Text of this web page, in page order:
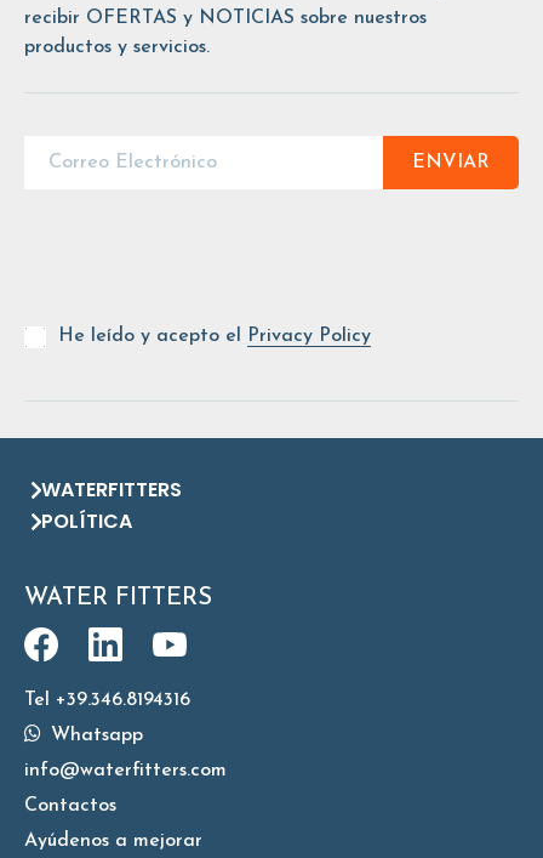
recibir OFERTAS y NOTICIAS sobre nuestros
productos y servicios.
ENVIAR
He leído y acepto el Privacy Policy
WATERFITTERS
POLÍTICA
WATER FITTERS
Tel +39.346.8194316
Whatsapp
info@waterfitters.com
Contactos
Ayúdenos a mejorar